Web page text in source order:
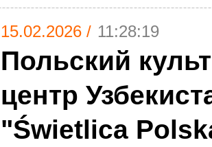
15.02.2026 / 11:28:19
Польский
центр
"Świetlica